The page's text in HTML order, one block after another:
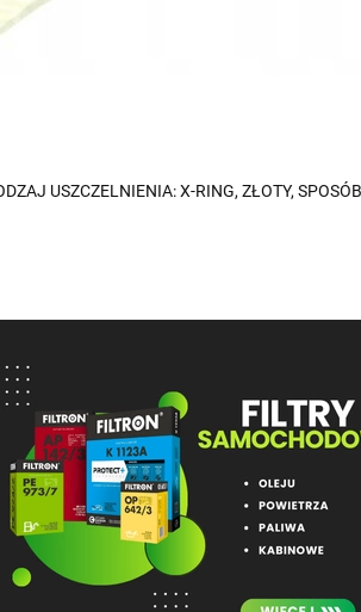
USZCZELNIENIA: X-RING, ZŁOTY,